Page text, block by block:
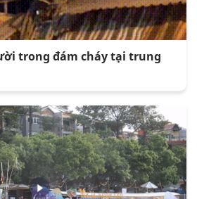
trong đám cháy tại trung